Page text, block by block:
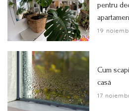
pentru
19
Cum
casă
17